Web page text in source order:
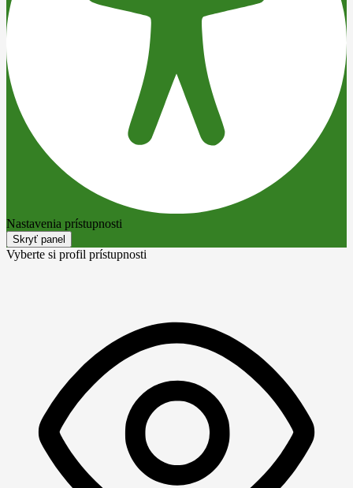
Nastavenia prístupnosti
Skryť panel
Vyberte si profil prístupnosti